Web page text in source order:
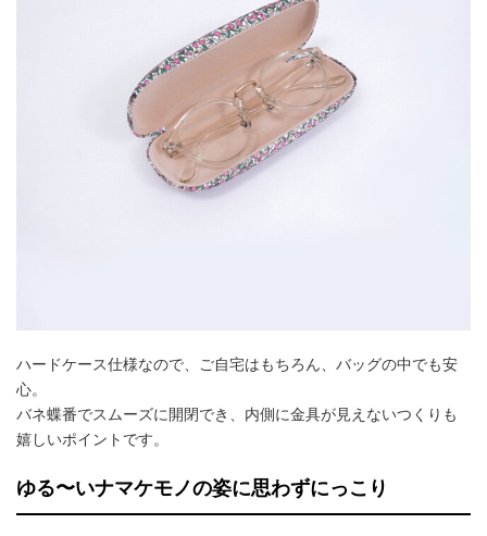
ハードケース仕様なので、ご自宅はもちろん、バッグの中でも安
心。
バネ蝶番でスムーズに開閉でき、内側に金具が見えないつくりも
嬉しいポイントです。
ゆる〜いナマケモノの姿に思わずにっこり